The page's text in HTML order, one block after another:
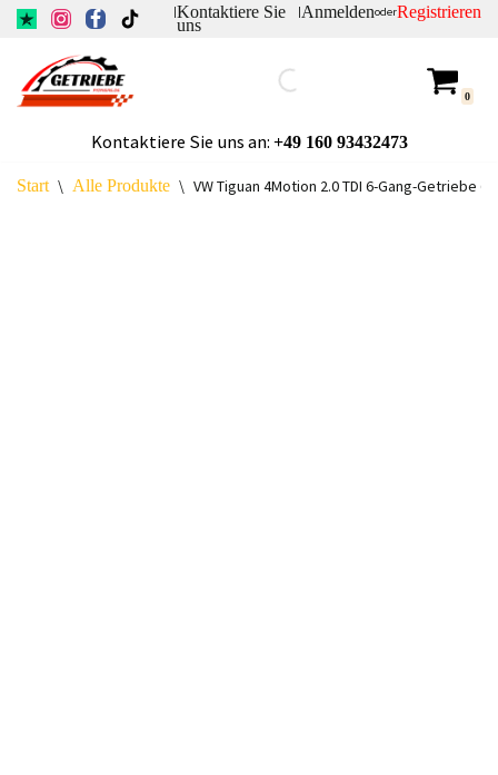
Inhalt
springen
|Kontaktiere Sie
uns
|AnmeldenoderRegistrieren
0
Kontaktiere Sie uns an: +49160 93432473
Start \ Alle Produkte \ VW Tiguan 4Motion 2.0 TDI 6-Gang-Getriebe